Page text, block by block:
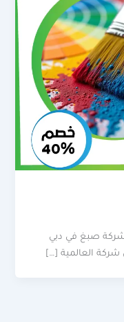
صبغ في دبي
شركة العالمية […]